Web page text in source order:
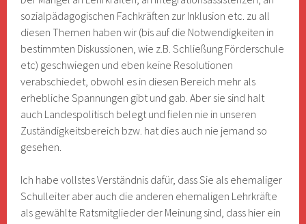
sozialpädagogischen Fachkräften zur Inklusion etc. zu all
diesen Themen haben wir (bis auf die Notwendigkeiten in
bestimmten Diskussionen, wie z.B. Schließung Förderschule
etc) geschwiegen und eben keine Resolutionen
verabschiedet, obwohl es in diesen Bereich mehr als
erhebliche Spannungen gibt und gab. Aber sie sind halt
auch Landespolitisch belegt und fielen nie in unseren
Zuständigkeitsbereich bzw. hat dies auch nie jemand so
gesehen.
Ich habe vollstes Verständnis dafür, dass Sie als ehemaliger
Schulleiter aber auch die anderen ehemaligen Lehrkräfte
als gewählte Ratsmitglieder der Meinung sind, dass hier ein